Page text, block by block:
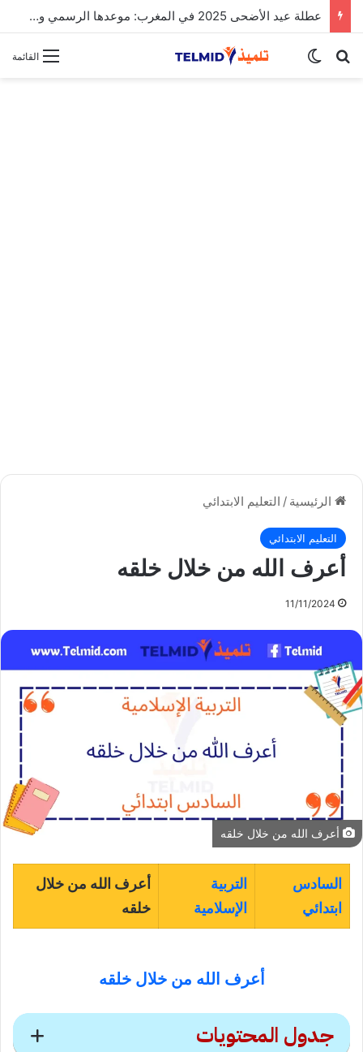
عطلة عيد الأضحى 2025 في المغرب: موعدها الرسمي وتفاصيل الإجازة
القائمة بحث عنالوضع المظلم
الرئيسية / التعليم الابتدائي
التعليم الابتدائي
أعرف الله من خلال خلقه
11/11/2024
أعرف الله من خلال خلقه
السادس
ابتدائي
التربية
الإسلامية
أعرف الله من خلال
خلقه
أعرف الله من خلال خلقه
جدول المحتويات